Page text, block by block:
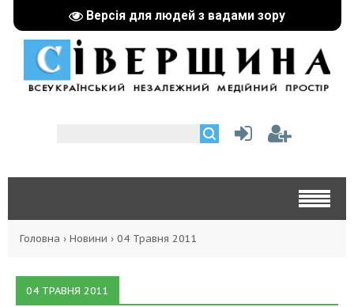
Версія для людей з вадами зору
Головна › Новини › 04 Травня 2011
04 ТРАВНЯ 2011